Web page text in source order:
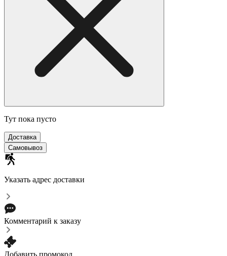
Тут пока пусто
Доставка
Самовывоз
Указать адрес доставки
Комментарий к заказу
Добавить промокод